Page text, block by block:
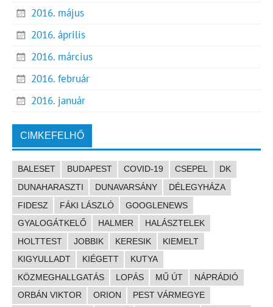
2016. május
2016. április
2016. március
2016. február
2016. január
CIMKEFELHŐ
BALESET BUDAPEST COVID-19 CSEPEL
DK
DUNAHARASZTI
DUNAVARSÁNY
DÉLEGYHÁZA
FIDESZ
FÁKI LÁSZLÓ
GOOGLENEWS
GYALOGÁTKELŐ
HALMER
HALÁSZTELEK
HOLTTEST
JOBBIK KERESIK
KIEMELT
KIGYULLADT
KIÉGETT
KUTYA
KÖZMEGHALLGATÁS
LOPÁS MŰ ÚT
NÁPRÁDIÓ
ORBÁN VIKTOR
ORION
PEST VÁRMEGYE